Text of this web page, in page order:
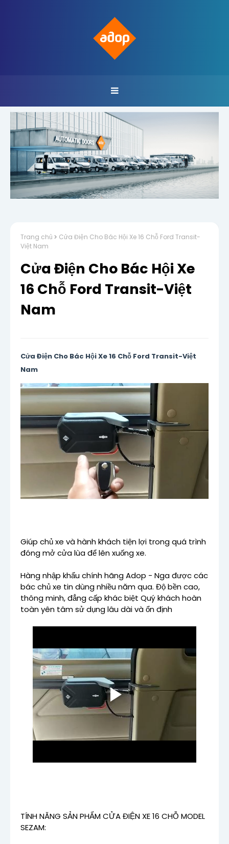
Trang chủ
Cửa Điện Cho Bác Hội Xe 16 Chỗ Ford Transit-
Việt Nam
Cửa Điện Cho Bác Hội Xe
16 Chỗ Ford Transit-Việt
Nam
Cửa Điện Cho Bác Hội Xe 16 Chỗ Ford Transit-Việt
Nam
Giúp chủ xe và hành khách tiện lợi trong quá trình
đóng mở cửa lùa để lên xuống xe.
Hàng nhập khẩu chính hãng Adop - Nga được các
bác chủ xe tin dùng nhiều năm qua. Độ bền cao,
thông minh, đẳng cấp khác biệt Quý khách hoàn
toàn yên tâm sử dụng lâu dài và ổn định
TÍNH NĂNG SẢN PHẨM CỬA ĐIỆN XE 16 CHỖ MODEL
SEZAM: